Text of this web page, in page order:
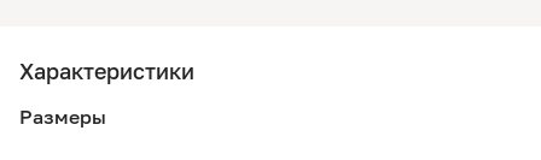
Характеристики
Размеры